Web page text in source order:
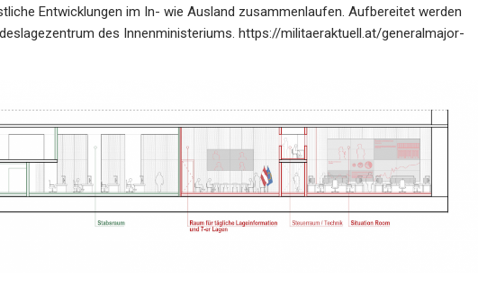
Entwicklungen im In- wie Ausland zusammenlaufen. Aufbereitet werden
des Innenministeriums. https://militaeraktuell.at/generalmajor-